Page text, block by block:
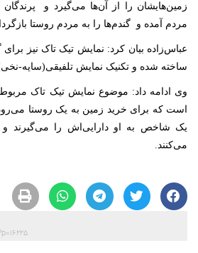
زمین‌هایشان را از آن‌ها می‌گیرد و
مردم آمده و گندم‌ها را به مردم روستا
عباس‌زاده بیان کرد: نمایش تیک تاک نیز
ساخته شده و تکنیک نمایش تلفیقی(سایه-
وی ادامه داد: موضوع نمایش تیک تاک
است که برای خرید زمین به یک روستا می‌رود
یک شاخص به او دارایی‌اش را می‌گیرند
می‌کنند.